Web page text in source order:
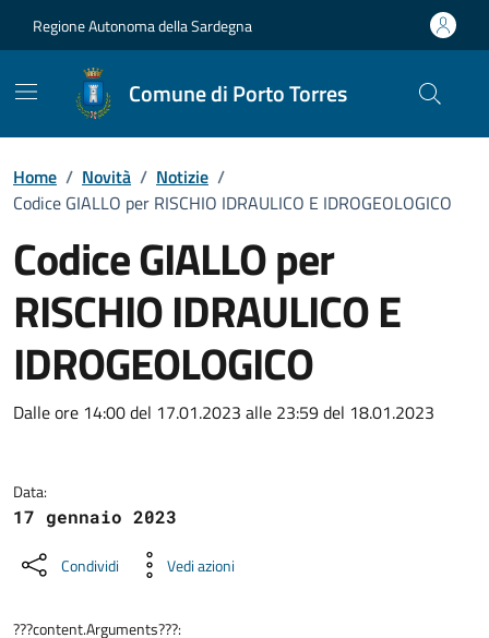
Regione Autonoma della Sardegna
Comune di Porto Torres
Home / Novità / Notizie /
Codice GIALLO per RISCHIO IDRAULICO E IDROGEOLOGICO
Codice GIALLO per
RISCHIO IDRAULICO E
IDROGEOLOGICO
Dettagli della notizia
Dalle ore 14:00 del 17.01.2023 alle 23:59 del 18.01.2023
Data:
17 gennaio 2023
Condividi Vedi azioni
???content.Arguments???: